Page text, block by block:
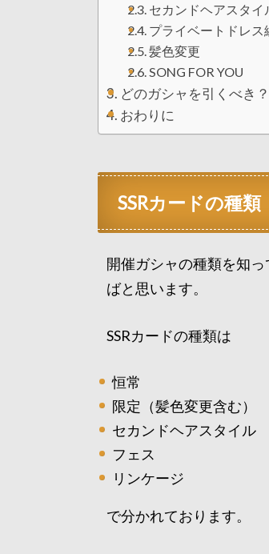
セカンドヘアスタイ
プライベートドレス
髪色変更
SONG FOR YOU
どのガシャを引くべき？
おわりに
SSRカードの種類
開催ガシャの種類を知
ばと思います。
SSRカードの種類は
恒常
限定（髪色変更含む）
セカンドヘアスタイル
フェス
リンケージ
で分かれております。